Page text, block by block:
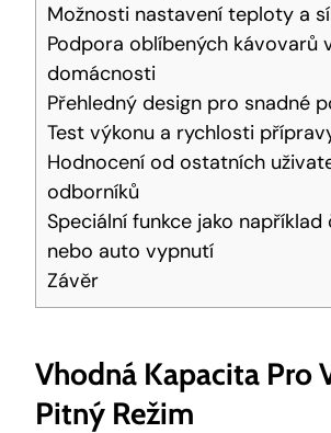
Možnosti nastavení teploty a
Podpora oblíbených kávovarů
domácnosti
Přehledný⁣ design pro snadné
Test výkonu a rychlosti⁢
Hodnocení od ostatních
odborníků
Speciální funkce jako například
⁤nebo auto ​vypnutí
Závěr
Vhodná Kapacita Pro
Pitný Režim